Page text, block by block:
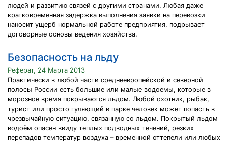
людей и развитию связей с другими странами. Любая даже
кратковременная задержка выполнения заявки на перевозки
наносит ущерб нормальной работе предприятия, подрывает
договорные основы ведения хозяйства.
Безопасность на льду
Реферат, 24 Марта 2013
Практически в любой части среднеевропейской и северной
полосы России есть большие или малые водоемы, которые в
морозное время покрываются льдом. Любой охотник, рыбак,
турист или просто гуляющий в парке человек может попасть в
чрезвычайную ситуацию, связанную со льдом. Покрытый льдом
водоём опасен ввиду теплых подводных течений, резких
перепадов температур воздуха – временной оттепели или любых